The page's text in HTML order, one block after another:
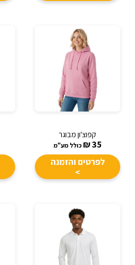
קפוצ'ון מבוגר
35
₪ כולל מע"מ
לפרטים והזמנה
>